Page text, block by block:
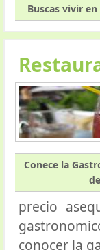
Buscas vivir
Conece la
precio
conocer la